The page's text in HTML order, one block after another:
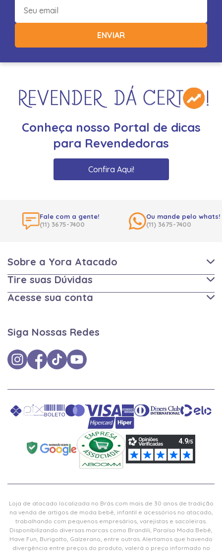
ENVIAR
Conheça nosso Portal de dicas
para Revendedoras
Confira Aqui!
Fale com a gente!
(11) 3675-7400
Ou mande pelo whats!
(11) 3675-7400
Sobre a Yora Atacado
Tire suas Dúvidas
Acesse sua conta
Siga Nossas Redes
Loja de atacado localizada no Brás com mais de 30 anos de tradição
na venda de artigos de moda bebê, infantil e acessórios no atacado,
trabalhando com pequenos empresários, varejistas e sacoleiras.
Disponibilizando diversas marcas como Brandili, Paraíso Moda Bebê,
Have Fun, Burigotto, Galzerano, entre outras. Alertamos que havendo
divergência entre preços do produto, valerá o preço informado no